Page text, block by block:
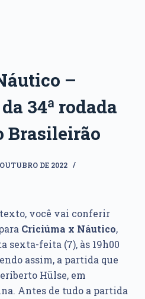
–
34ª rodada
Brasileirão
DE 2022
você vai conferir
Criciúma x Náutico,
sexta-feita (7), às 19h00
assim, a partida que
Hülse, em
Antes de tudo a partida